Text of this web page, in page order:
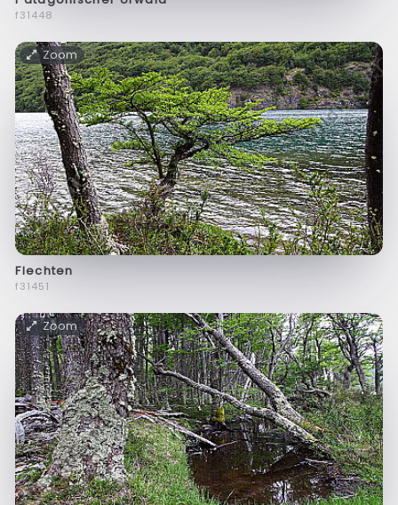
f31448
Zoom
Flechten
f31451
Zoom